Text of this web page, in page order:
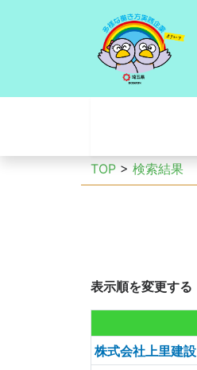
TOP > 検索結果
表示順を変更する
株式会社上里建設